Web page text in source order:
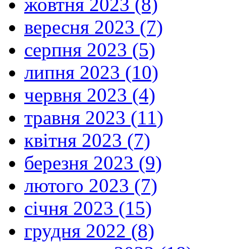
вересня 2023 (7)
серпня 2023 (5)
липня 2023 (10)
червня 2023 (4)
травня 2023 (11)
квітня 2023 (7)
березня 2023 (9)
лютого 2023 (7)
січня 2023 (15)
грудня 2022 (8)